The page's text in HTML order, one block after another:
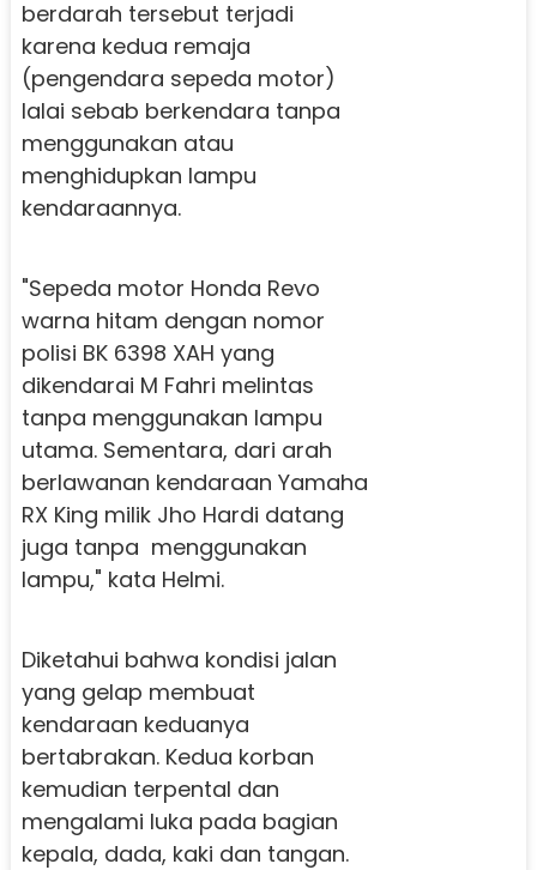
berdarah tersebut terjadi
karena kedua remaja
(pengendara sepeda motor)
lalai sebab berkendara tanpa
menggunakan atau
menghidupkan lampu
kendaraannya.
"Sepeda motor Honda Revo
warna hitam dengan nomor
polisi BK 6398 XAH yang
dikendarai M Fahri melintas
tanpa menggunakan lampu
utama. Sementara, dari arah
berlawanan kendaraan Yamaha
RX King milik Jho Hardi datang
juga tanpa menggunakan
lampu," kata Helmi.
Diketahui bahwa kondisi jalan
yang gelap membuat
kendaraan keduanya
bertabrakan. Kedua korban
kemudian terpental dan
mengalami luka pada bagian
kepala, dada, kaki dan tangan.